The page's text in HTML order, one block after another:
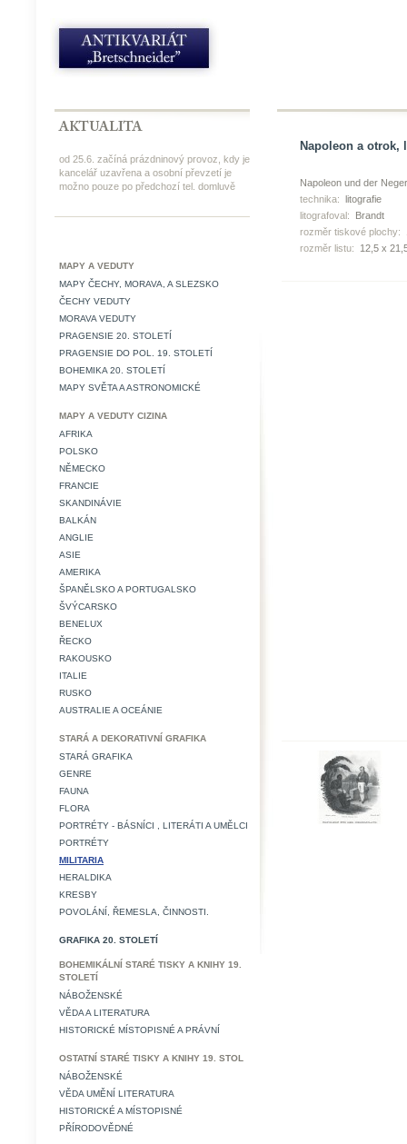
od 25.6. začíná prázdninový provoz, kdy je
kancelář uzavřena a osobní převzetí je
možno pouze po předchozí tel. domluvě
MAPY A VEDUTY
MAPY ČECHY, MORAVA, A SLEZSKO
ČECHY VEDUTY
MORAVA VEDUTY
PRAGENSIE 20. STOLETÍ
PRAGENSIE DO POL. 19. STOLETÍ
BOHEMIKA 20. STOLETÍ
MAPY SVĚTA A ASTRONOMICKÉ
MAPY A VEDUTY CIZINA
AFRIKA
POLSKO
NĚMECKO
FRANCIE
SKANDINÁVIE
BALKÁN
ANGLIE
ASIE
AMERIKA
ŠPANĚLSKO A PORTUGALSKO
ŠVÝCARSKO
BENELUX
ŘECKO
RAKOUSKO
ITALIE
RUSKO
AUSTRALIE A OCEÁNIE
STARÁ A DEKORATIVNÍ GRAFIKA
STARÁ GRAFIKA
GENRE
FAUNA
FLORA
PORTRÉTY - BÁSNÍCI , LITERÁTI A UMĚLCI
PORTRÉTY
MILITARIA
HERALDIKA
KRESBY
POVOLÁNÍ, ŘEMESLA, ČINNOSTI.
GRAFIKA 20. STOLETÍ
BOHEMIKÁLNÍ STARÉ TISKY A KNIHY 19.
STOLETÍ
NÁBOŽENSKÉ
VĚDA A LITERATURA
HISTORICKÉ MÍSTOPISNÉ A PRÁVNÍ
OSTATNÍ STARÉ TISKY A KNIHY 19. STOL
NÁBOŽENSKÉ
VĚDA UMĚNÍ LITERATURA
HISTORICKÉ A MÍSTOPISNÉ
PŘÍRODOVĚDNÉ
Napoleon a otrok,
Napoleon und der
technika: litografie
litografoval:
Brandt
rozměr tiskové plochy:
rozměr listu:
12,5 x